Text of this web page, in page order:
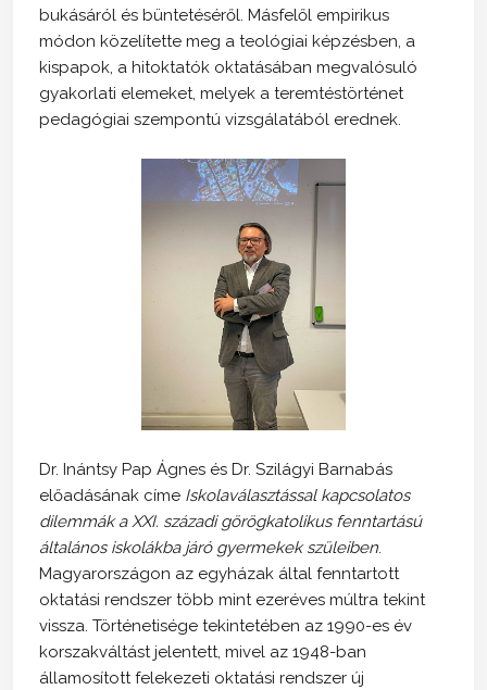
bukásáról és büntetéséről. Másfelől empirikus
módon közelítette meg a teológiai képzésben, a
kispapok, a hitoktatók oktatásában megvalósuló
gyakorlati elemeket, melyek a teremtéstörténet
pedagógiai szempontú vizsgálatából erednek.
Dr. Inántsy Pap Ágnes és Dr. Szilágyi Barnabás
előadásának címe Iskolaválasztással kapcsolatos
dilemmák a XXI. századi görögkatolikus fenntartású
általános iskolákba járó gyermekek szüleiben.
Magyarországon az egyházak által fenntartott
oktatási rendszer több mint ezeréves múltra tekint
vissza. Történetisége tekintetében az 1990-es év
korszakváltást jelentett, mivel az 1948-ban
államosított felekezeti oktatási rendszer új